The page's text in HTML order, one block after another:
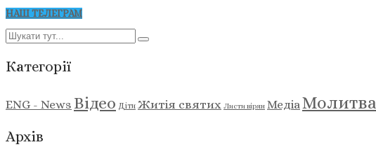
НАШ ТЕЛЕГРАМ
Категорії
ENG - News Відео Діти Житія святих Листи вірян Медіа Молитва
Архів